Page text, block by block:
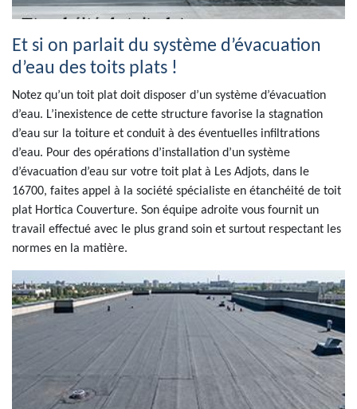
Et si on parlait du système d’évacuation
d’eau des toits plats !
Notez qu’un toit plat doit disposer d’un système d’évacuation
d’eau. L’inexistence de cette structure favorise la stagnation
d’eau sur la toiture et conduit à des éventuelles infiltrations
d’eau. Pour des opérations d’installation d’un système
d’évacuation d’eau sur votre toit plat à Les Adjots, dans le
16700, faites appel à la société spécialiste en étanchéité de toit
plat Hortica Couverture. Son équipe adroite vous fournit un
travail effectué avec le plus grand soin et surtout respectant les
normes en la matière.